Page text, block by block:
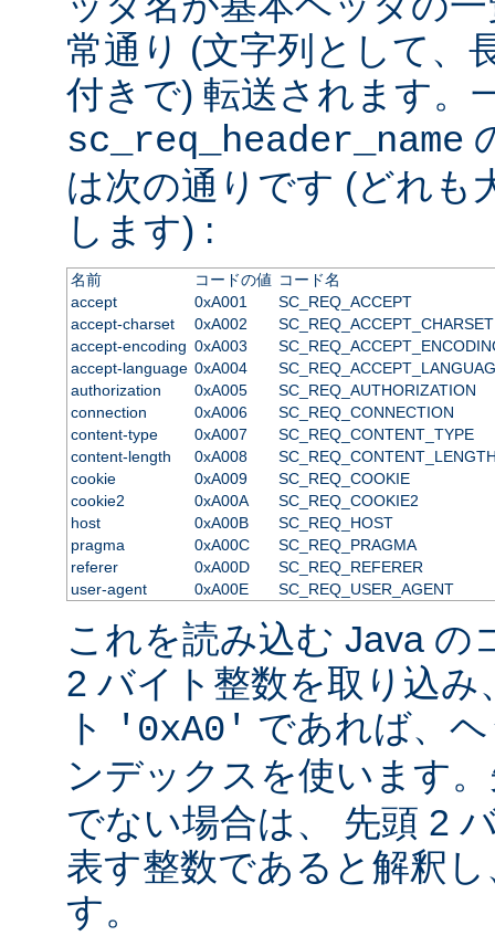
常通り (文字列として、
付きで) 転送されます。
sc_req_header_name
は次の通りです (どれも
します) :
名前 コードの値 コード名
accept
0xA001
SC_REQ_ACCEPT
accept-charset
0xA002
SC_REQ_ACCEPT_CHARSET
accept-encoding 0xA003
accept-language 0xA004
authorization
0xA005
SC_REQ_AUTHORIZATION
connection
0xA006
SC_REQ_CONNECTION
content-type
0xA007
SC_REQ_CONTENT_TYPE
content-length
0xA008
cookie
0xA009
SC_REQ_COOKIE
cookie2
0xA00A
SC_REQ_COOKIE2
host
0xA00B
SC_REQ_HOST
pragma
0xA00C
SC_REQ_PRAGMA
referer
0xA00D
SC_REQ_REFERER
user-agent
0xA00E SC_REQ_USER_AGENT
これを読み込む Java の
2 バイト整数を取り込
ト
'0xA0' であれば、
ンデックスを使います
でない場合は、 先頭 2
表す整数であると解釈
す。